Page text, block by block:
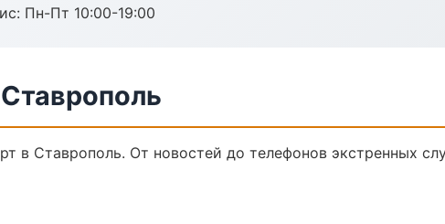
Пн-Пт 10:00-19:00
в Ставрополь. От новостей до телефонов экстренных